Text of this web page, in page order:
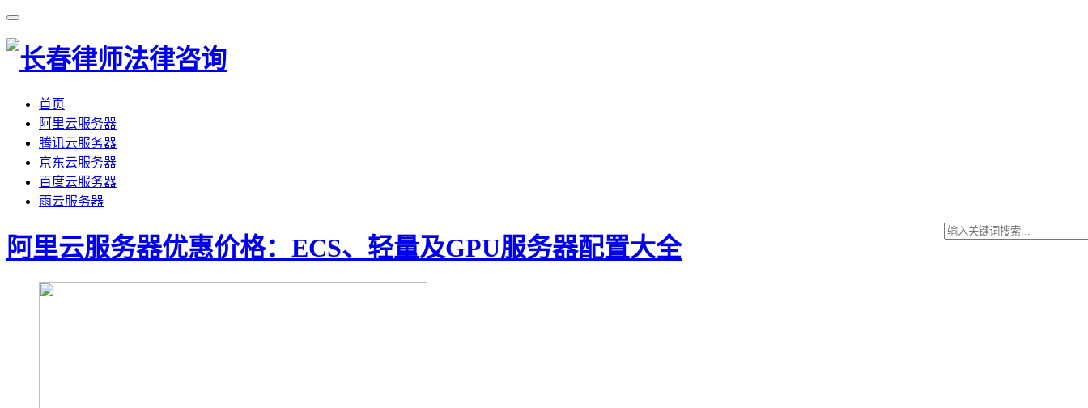
首页
阿里云服务器
腾讯云服务器
京东云服务器
百度云服务器
雨云服务器
阿里云服务器优惠价格：ECS、轻量及GPU服务器配置大全